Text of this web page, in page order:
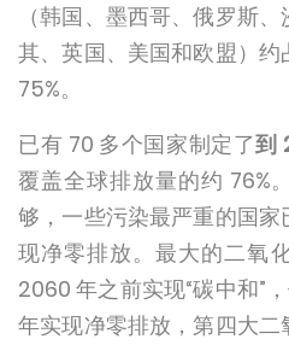
（韩国、墨西哥、俄罗斯
其、英国、美国和欧盟）
75%。
已有 70 多个国家制定了到
覆盖全球排放量的约 76%
够，一些污染最严重的国
现净零排放。最大的二氧
2060 年之前实现“碳中和”
年实现净零排放，第四大